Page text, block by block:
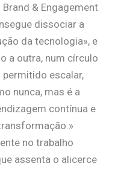
& Engagement
dissociar a
da tecnologia», e
a outra, num círculo
escalar,
nunca, mas é a
contínua e
no trabalho
assenta o alicerce